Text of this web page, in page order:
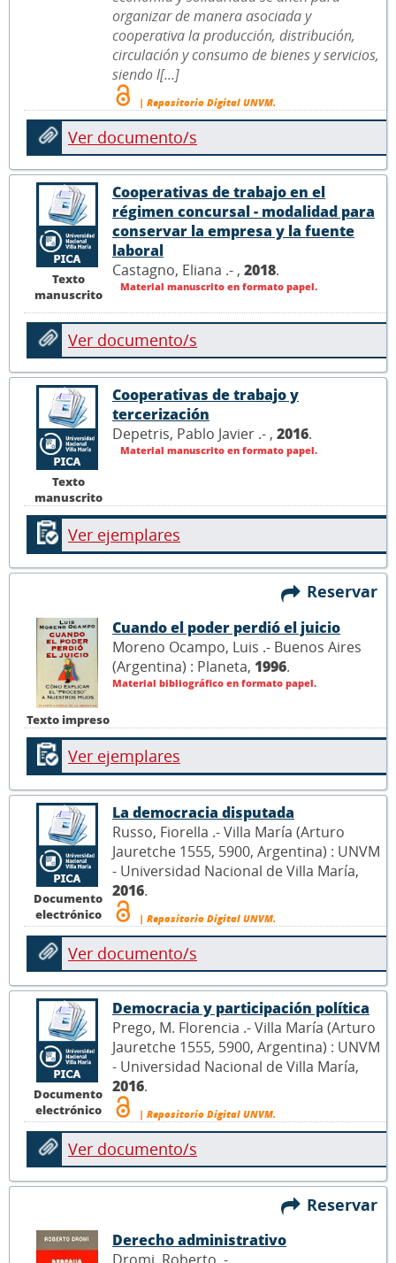
organizar de manera asociada y
cooperativa la producción, distribución,
circulación y consumo de bienes y servicios,
siendo l[...]
| Repositorio Digital UNVM.
Ver documento/s
Texto
manuscrito
Cooperativas de trabajo en el
régimen concursal - modalidad para
conservar la empresa y la fuente
laboral
Castagno, Eliana .- , 2018.
Material manuscrito en formato papel.
Ver documento/s
Texto
manuscrito
Cooperativas de trabajo y
tercerización
Depetris, Pablo Javier .- , 2016.
Material manuscrito en formato papel.
Ver ejemplares
Reservar
Texto impreso
Cuando el poder perdió el juicio
Moreno Ocampo, Luis .- Buenos Aires
(Argentina) : Planeta, 1996.
Material bibliográfico en formato papel.
Ver ejemplares
Documento
electrónico
La democracia disputada
Russo, Fiorella .- Villa María (Arturo
Jauretche 1555, 5900, Argentina) : UNVM
- Universidad Nacional de Villa María,
2016.
| Repositorio Digital UNVM.
Ver documento/s
Documento
electrónico
Democracia y participación política
Prego, M. Florencia .- Villa María (Arturo
Jauretche 1555, 5900, Argentina) : UNVM
- Universidad Nacional de Villa María,
2016.
| Repositorio Digital UNVM.
Ver documento/s
Reservar
Derecho administrativo